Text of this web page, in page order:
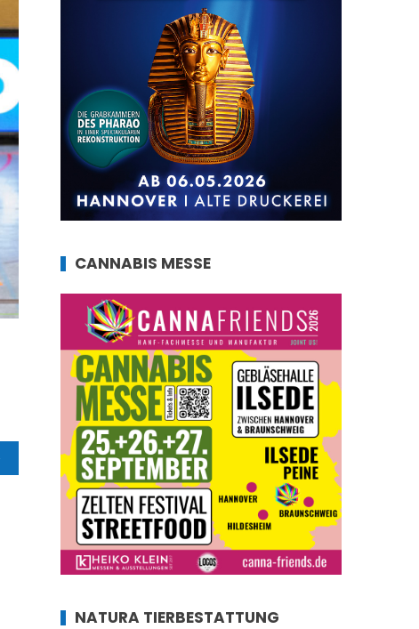
CANNABIS MESSE
NATURA TIERBESTATTUNG